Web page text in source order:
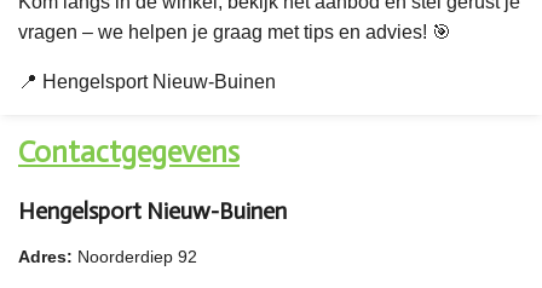
vragen – we helpen je graag met tips en advies! 🎯
📍 Hengelsport Nieuw-Buinen
Contactgegevens
Hengelsport Nieuw-Buinen
Adres: Noorderdiep 92